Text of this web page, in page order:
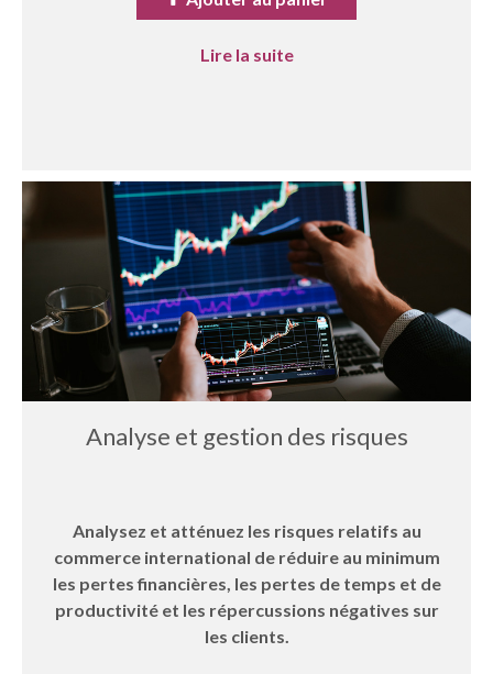
Lire la suite
Analyse et gestion des risques
Analysez et atténuez les risques relatifs au
commerce international de réduire au minimum
les pertes financières, les pertes de temps et de
productivité et les répercussions négatives sur
les clients.